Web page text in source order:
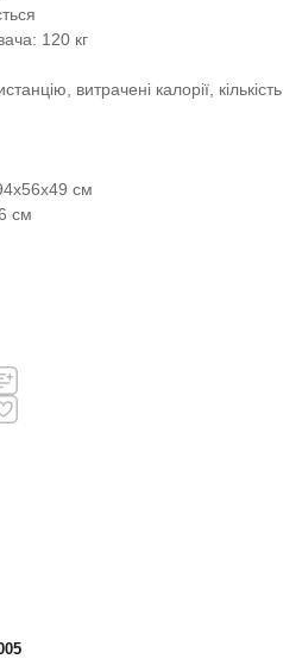
120 кг
витрачені калорії, кількість
см
см